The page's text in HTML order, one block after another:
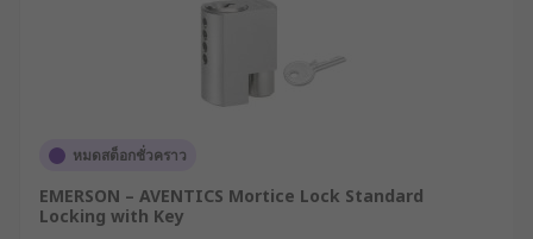
หมดสต็อกชั่วคราว
EMERSON – AVENTICS Mortice Lock Standard
Locking with Key